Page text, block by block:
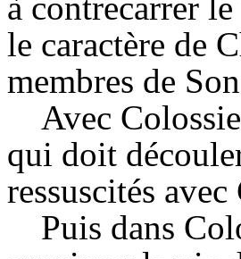
le caractère de
membres de
Avec
qui doit
ressuscités
Puis dans